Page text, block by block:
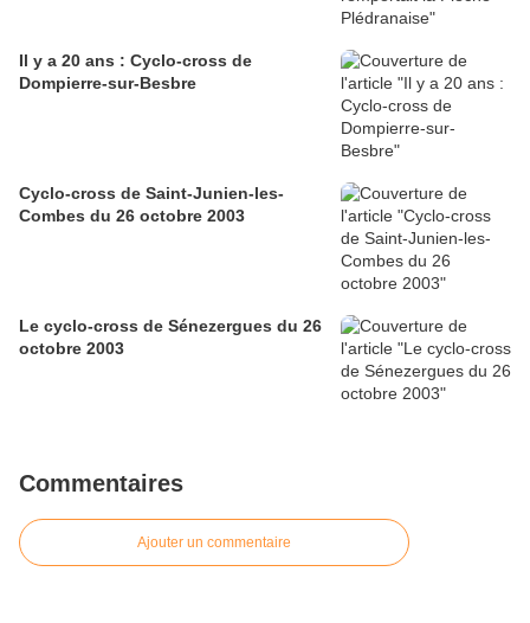
Il y a 20 ans : Cyclo-cross de
Dompierre-sur-Besbre
Cyclo-cross de Saint-Junien-les-
Combes du 26 octobre 2003
Le cyclo-cross de Sénezergues du 26
octobre 2003
Commentaires
Ajouter un commentaire